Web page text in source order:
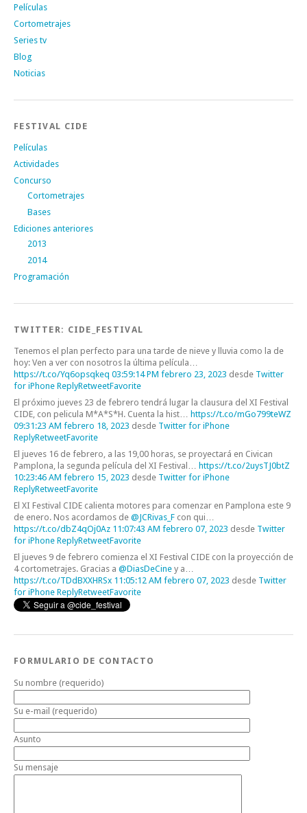
Películas
Cortometrajes
Series tv
Blog
Noticias
FESTIVAL CIDE
Películas
Actividades
Concurso
Cortometrajes
Bases
Ediciones anteriores
2013
2014
Programación
TWITTER: CIDE_FESTIVAL
Tenemos el plan perfecto para una tarde de nieve y lluvia como la de
hoy: Ven a ver con nosotros la última película…
https://t.co/Yq6opsqkeq 03:59:14 PM febrero 23, 2023 desde Twitter
for iPhone ReplyRetweetFavorite
El próximo jueves 23 de febrero tendrá lugar la clausura del XI Festival
CIDE, con pelicula M*A*S*H. Cuenta la hist… https://t.co/mGo799teWZ
09:31:23 AM febrero 18, 2023 desde Twitter for iPhone
ReplyRetweetFavorite
El jueves 16 de febrero, a las 19,00 horas, se proyectará en Civican
Pamplona, la segunda película del XI Festival… https://t.co/2uysTJ0btZ
10:23:46 AM febrero 15, 2023 desde Twitter for iPhone
ReplyRetweetFavorite
El XI Festival CIDE calienta motores para comenzar en Pamplona este 9
de enero. Nos acordamos de @JCRivas_F con qui…
https://t.co/dbZ4qOj0Az 11:07:43 AM febrero 07, 2023 desde Twitter
for iPhone ReplyRetweetFavorite
El jueves 9 de febrero comienza el XI Festival CIDE con la proyección de
4 cortometrajes. Gracias a @DiasDeCine y a…
https://t.co/TDdBXXHRSx 11:05:12 AM febrero 07, 2023 desde Twitter
for iPhone ReplyRetweetFavorite
FORMULARIO DE CONTACTO
Su nombre (requerido)
Su e-mail (requerido)
Asunto
Su mensaje